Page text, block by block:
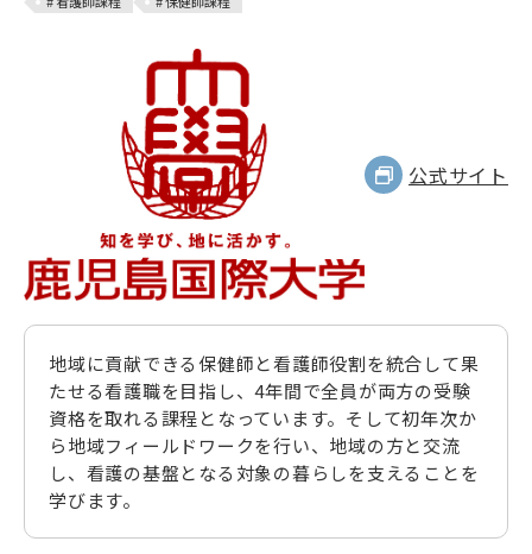
公式サイト
地域に貢献できる保健師と看護師役割を統合して果
たせる看護職を目指し、4年間で全員が両方の受験
資格を取れる課程となっています。そして初年次か
ら地域フィールドワークを行い、地域の方と交流
し、看護の基盤となる対象の暮らしを支えることを
学びます。